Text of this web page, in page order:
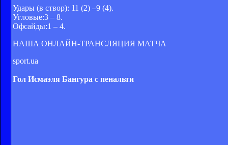
Удары (в створ): 11 (2) –9 (4).
Угловые:3 – 8.
Офсайды:1 – 4.
НАША ОНЛАЙН-ТРАНСЛЯЦИЯ МАТЧА
sport.ua
Гол Исмаэля Бангура с пенальти